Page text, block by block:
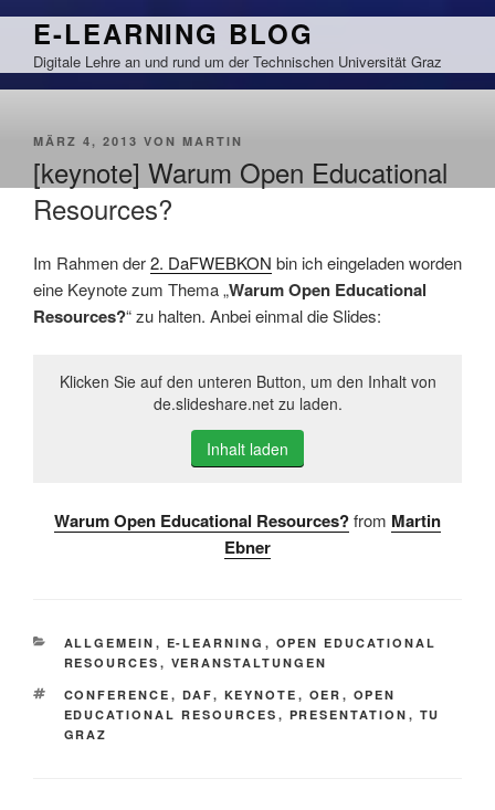
Zum
springen
E-LEARNING BLOG
Digitale Lehre an und rund um der Technischen Universität Graz
VERÖFFENTLICHT
MÄRZ 4, 2013 VON MARTIN
[keynote] Warum Open Educational
Resources?
Im Rahmen der2. DaFWEBKON bin ich eingeladen worden
eine Keynote zum Thema „Warum Open Educational
Resources?“ zu halten. Anbei einmal die Slides:
Klicken Sie auf den unteren Button, um den Inhalt von
de.slideshare.net zu laden.
Inhalt laden
Warum Open Educational Resources?from Martin
Ebner
KATEGORIEN
ALLGEMEIN , E-LEARNING , OPEN EDUCATIONAL
RESOURCES , VERANSTALTUNGEN
SCHLAGWÖRTER
CONFERENCE , DAF, KEYNOTE , OER , OPEN
EDUCATIONAL RESOURCES , PRESENTATION , TU
GRAZ